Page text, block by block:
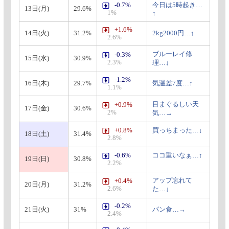
13日(月) 29.6%
-0.7%
1%
今日は5時起き…
↑
14日(火) 31.2%
+1.6%
2.6%
2kg2000円…↑
15日(水) 30.9%
-0.3%
2.3%
ブルーレイ修
理…↓
16日(木) 29.7%
-1.2%
1.1%
気温差7度…↑
17日(金) 30.6%
+0.9%
2%
目まぐるしい天
気…→
18日(土) 31.4%
+0.8%
2.8%
買っちまった…↓
19日(日) 30.8%
-0.6%
2.2%
ココ重いなぁ…↑
20日(月) 31.2%
+0.4%
2.6%
アップ忘れて
た…↓
21日(火) 31%
-0.2%
2.4%
パン食…→